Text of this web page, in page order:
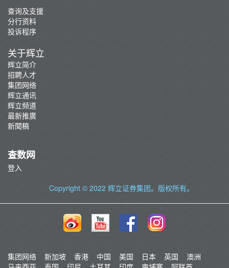
查询及支援
分行资料
投诉程序
关于辉立
辉立简介
招聘人才
集团网络
辉立通讯
辉立频道
最新推廣
新聞稿
查数网
登入
Copyright © 2022 辉立证券集团。版权所有。
集团网络 新加坡 香港 中国 美国 日本 英国
澳洲